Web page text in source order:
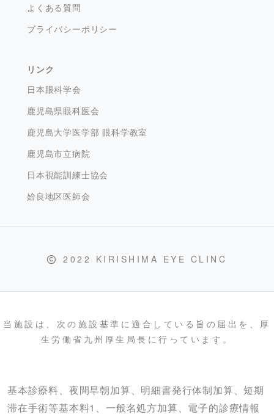
よくある質問
プライバシーポリシー
リンク
日本眼科学会
鹿児島県眼科医会
鹿児島大学医学部 眼科学教室
鹿児島市立病院
日本視能訓練士協会
姶良地区医師会
2022 KIRISHIMA EYE CLINC
当施設は、次の施設基準に適合している旨の届出を、厚
生労働省九州厚生局長に行っています。
基本診療料、夜間早朝加算、明細書発行体制加算、短期
滞在手術等基本料1、一般名処方加算、電子的診療情報